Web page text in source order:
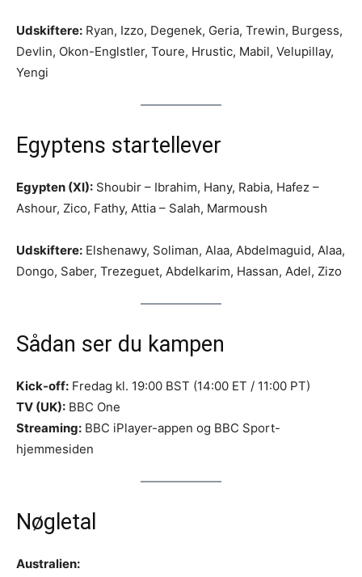
Udskiftere: Ryan, Izzo, Degenek, Geria, Trewin, Burgess,
Devlin, Okon-Englstler, Toure, Hrustic, Mabil, Velupillay,
Yengi
Egyptens startellever
Egypten (XI): Shoubir – Ibrahim, Hany, Rabia, Hafez –
Ashour, Zico, Fathy, Attia – Salah, Marmoush
Udskiftere: Elshenawy, Soliman, Alaa, Abdelmaguid, Alaa,
Dongo, Saber, Trezeguet, Abdelkarim, Hassan, Adel, Zizo
Sådan ser du kampen
Kick-off: Fredag kl. 19:00 BST (14:00 ET / 11:00 PT)
TV (UK): BBC One
Streaming: BBC iPlayer-appen og BBC Sport-
hjemmesiden
Nøgletal
Australien: